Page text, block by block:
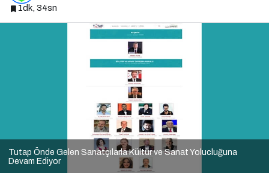
1dk, 34sn
Tutap Önde Gelen Sanatçılarla Kültür ve Sanat Yolucluğuna
Devam Ediyor